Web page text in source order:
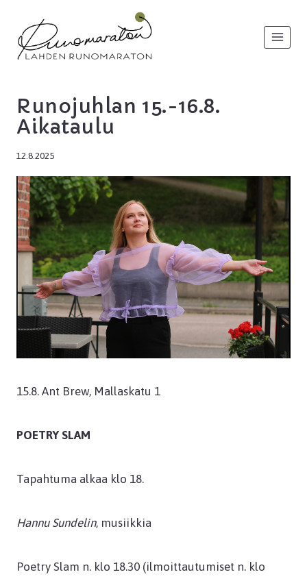
sisältöön
Runojuhlan 15.-16.8.
Aikataulu
12.8.2025
15.8. Ant Brew, Mallaskatu 1
POETRY SLAM
Tapahtuma alkaa klo 18.
Hannu Sundelin, musiikkia
Poetry Slam n. klo 18.30 (ilmoittautumiset n. klo